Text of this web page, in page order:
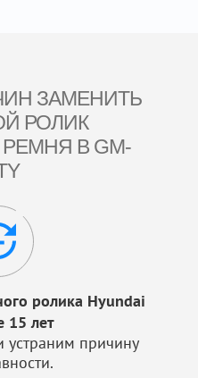
ЗАМЕНИТЬ
РОЛИК
В GM-
ролика Hyundai
15 лет
устраним причину